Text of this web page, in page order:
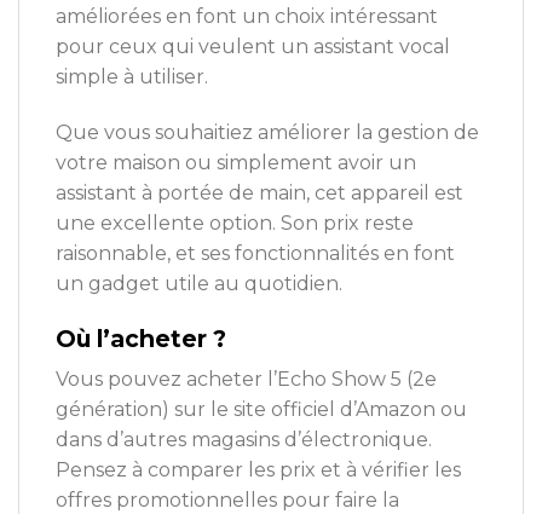
améliorées en font un choix intéressant
pour ceux qui veulent un assistant vocal
simple à utiliser.
Que vous souhaitiez améliorer la gestion de
votre maison ou simplement avoir un
assistant à portée de main, cet appareil est
une excellente option. Son prix reste
raisonnable, et ses fonctionnalités en font
un gadget utile au quotidien.
Où l’acheter ?
Vous pouvez acheter l’Echo Show 5 (2e
génération) sur le site officiel d’Amazon ou
dans d’autres magasins d’électronique.
Pensez à comparer les prix et à vérifier les
offres promotionnelles pour faire la